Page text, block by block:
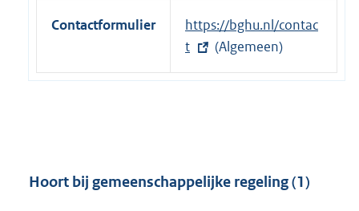
l
i
n
Contactformulier
E
x
t
l
https://bghu.nl/contac
t
(Algemeen)
Hoort bij gemeenschappelijke regeling (1)